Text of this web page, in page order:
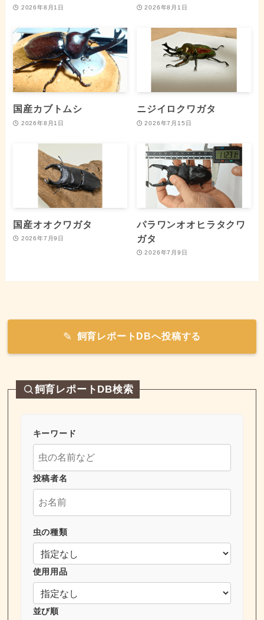
2026年8月1日 2026年8月1日
国産カブトムシ
2026年8月1日
ニジイロクワガタ
2026年7月15日
国産オオクワガタ
2026年7月9日
パラワンオオヒラタクワ
ガタ
2026年7月9日
飼育レポートDBへ投稿する
飼育レポートDB検索
キーワード
投稿者名
虫の種類
使用用品
並び順